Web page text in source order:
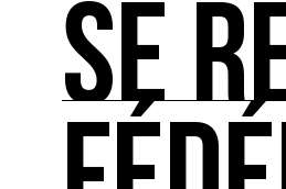
S’IMPLIQUER
Les bonnes pratiques,
SE
SE RESSOURCER
Les ressources